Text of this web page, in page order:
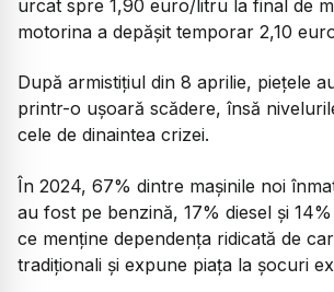
urcat spre 1,90 euro/litru la final de
motorina a depășit temporar 2,10
După armistițiul din 8 aprilie, piețele
printr-o ușoară scădere, însă
cele de dinaintea crizei.
În 2024, 67% dintre mașinile noi
au fost pe benzină, 17% diesel și
ce menține dependența ridicată de
tradiționali și expune piața la șocuri